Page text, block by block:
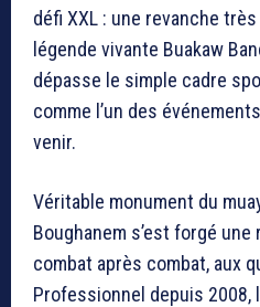
défi XXL : une revanche
légende vivante Buakaw
dépasse le simple cadre
comme l’un des
venir.
Véritable monument du
Boughanem s’est forgé
combat après combat, aux
Professionnel depuis 2008,